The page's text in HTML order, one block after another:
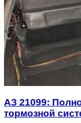
АЗ 21099:
тормозной